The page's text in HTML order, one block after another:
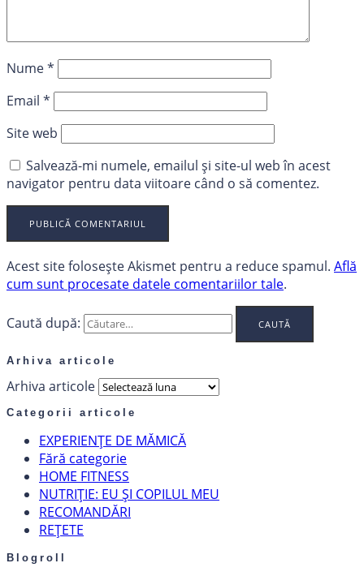
Nume*
Email *
Site web
Salvează-mi numele, emailul și site-ul web în acest
navigator pentru data viitoare când o să comentez.
Acest site folosește Akismet pentru a reduce spamul. Află
cum sunt procesate datele comentariilor tale.
Caută după:
Arhiva articole
Arhiva articole
Categorii articole
EXPERIENȚE DE MĂMICĂ
Fără categorie
HOME FITNESS
NUTRIȚIE: EU ȘI COPILUL MEU
RECOMANDĂRI
REȚETE
Blogroll